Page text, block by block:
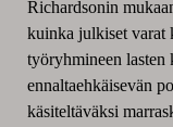
Richardsonin
kuinka julkiset varat
työryhmineen lasten
ennaltaehkäisevän
käsiteltäväksi